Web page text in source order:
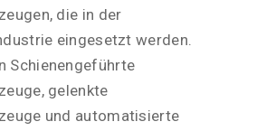
die in der
eingesetzt werden.
Schienengeführte
gelenkte
und automatisierte